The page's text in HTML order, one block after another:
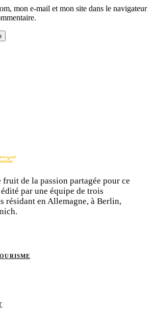
mon e-mail et mon site dans le navigateur
fruit de la passion partagée pour ce
par une équipe de trois
résidant en Allemagne, à Berlin,